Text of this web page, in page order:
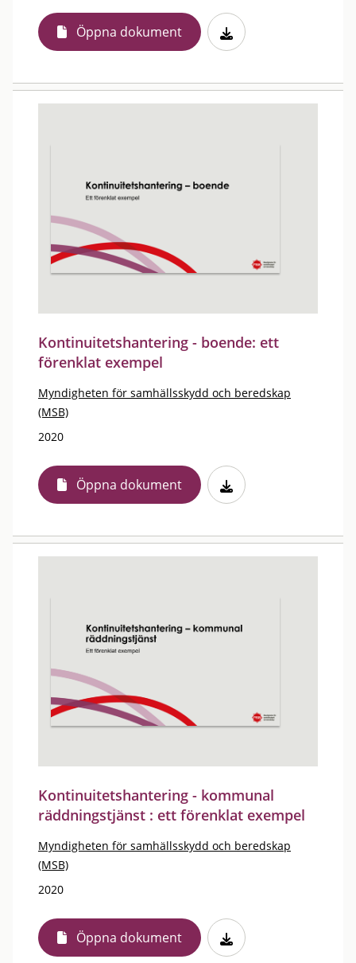
Öppna dokument
Kontinuitetshantering - boende: ett
förenklat exempel
Myndigheten för samhällsskydd och beredskap
(MSB)
2020
Öppna dokument
Kontinuitetshantering - kommunal
räddningstjänst : ett förenklat exempel
Myndigheten för samhällsskydd och beredskap
(MSB)
2020
Öppna dokument